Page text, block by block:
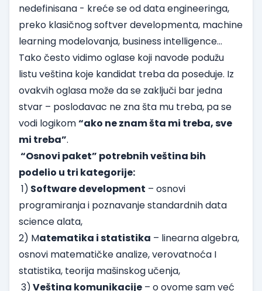
nedefinisana - kreće se od data engineeringa,
preko klasičnog softver developmenta, machine
learning modelovanja, business intelligence…
Tako često vidimo oglase koji navode podužu
listu veština koje kandidat treba da poseduje. Iz
ovakvih oglasa može da se zaključi bar jedna
stvar – poslodavac ne zna šta mu treba, pa se
vodi logikom“ako ne znam šta mi treba, sve
mi treba”.
“Osnovi paket” potrebnih veština bih
podelio u tri kategorije:
1) Software development – osnovi
programiranja i poznavanje standardnih data
science alata,
2) Matematika i statistika – linearna algebra,
osnovi matematičke analize, verovatnoća I
statistika, teorija mašinskog učenja,
3)Veština komunikacije – o ovome sam već